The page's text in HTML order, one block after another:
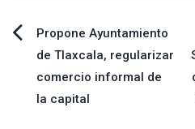
Navegación
de
entradas
Propone Ayuntamiento
de Tlaxcala, regularizar
comercio informal de
la capital